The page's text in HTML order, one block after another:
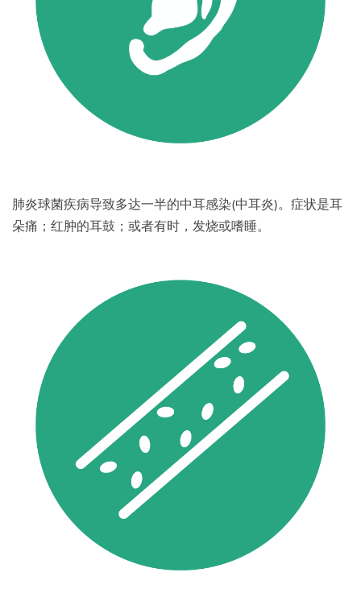
肺炎球菌疾病导致多达一半的中耳感染(中耳炎)。症状是耳
朵痛；红肿的耳鼓；或者有时，发烧或嗜睡。